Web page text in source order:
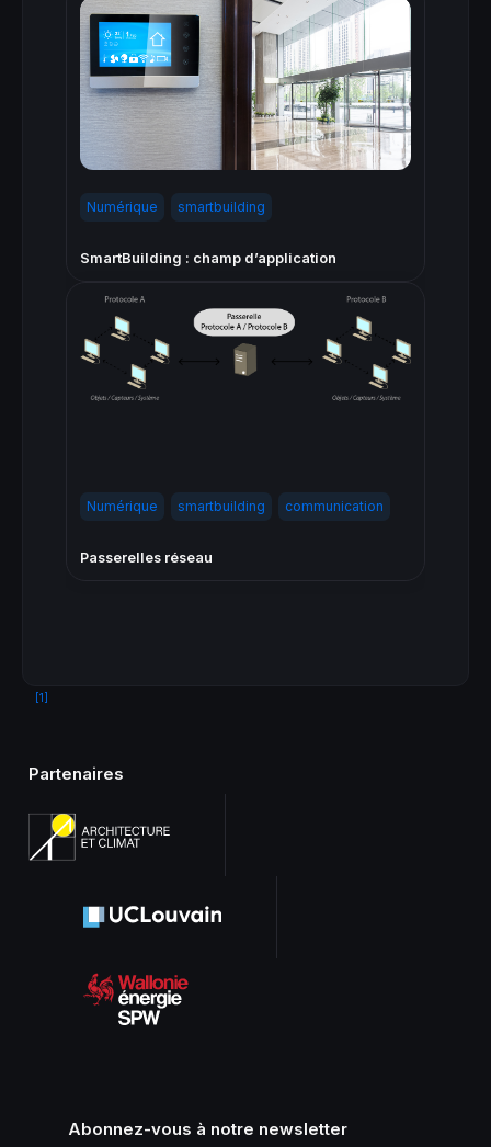
Numérique smartbuilding
SmartBuilding : champ d’application
Numérique smartbuilding communication
Passerelles réseau
[1]
Partenaires
Abonnez-vous à notre newsletter